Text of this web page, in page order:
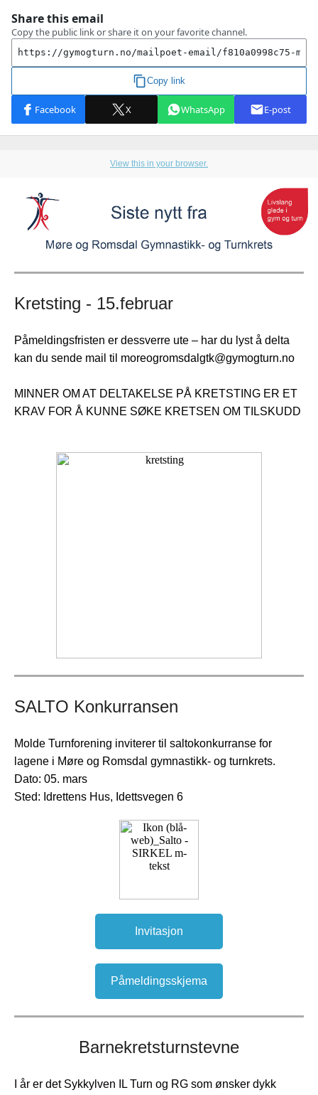
View this in your browser.
Kretsting - 15.februar
Påmeldingsfristen er dessverre ute – har du lyst å delta
kan du sende mail til moreogromsdalgtk@gymogturn.no
MINNER OM AT DELTAKELSE PÅ KRETSTING ER ET
KRAV FOR Å KUNNE SØKE KRETSEN OM TILSKUDD
SALTO Konkurransen
Molde Turnforening inviterer til saltokonkurranse for
lagene i Møre og Romsdal gymnastikk- og turnkrets.
Dato: 05. mars
Sted: Idrettens Hus, Idettsvegen 6
Invitasjon
Påmeldingsskjema
Barnekretsturnstevne
I år er det Sykkylven IL Turn og RG som ønsker dykk